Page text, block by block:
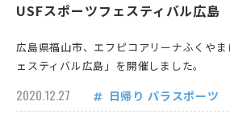
USFスポーツフェスティバル広島
広島県福山市、エフピコアリーナふくや
ェスティバル広島」を開催しました。
2020.12.27 日帰り パラスポーツ